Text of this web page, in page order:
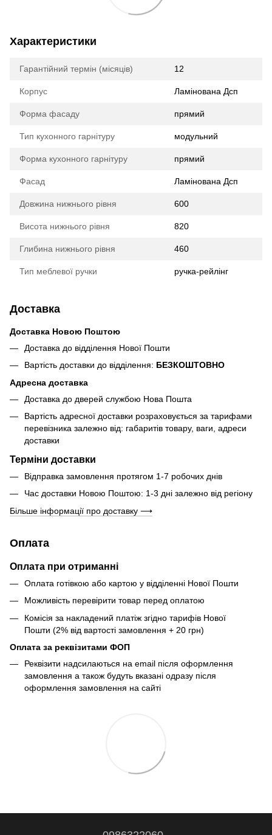
Характеристики
Гарантійний термін (місяців) 12
Корпус Ламінована Дсп
Форма фасаду прямий
Тип кухонного гарнітуру модульний
Форма кухонного гарнітуру прямий
Фасад Ламінована Дсп
Довжина нижнього рівня 600
Висота нижнього рівня 820
Глибина нижнього рівня 460
Тип меблевої ручки ручка-рейлінг
Доставка
Доставка Новою Поштою
Доставка до відділення Нової Пошти
Вартість доставки до відділення: БЕЗКОШТОВНО
Адресна доставка
Доставка до дверей службою Нова Пошта
Вартість адресної доставки розраховується за тарифами
перевізника залежно від: габаритів товару, ваги, адреси
доставки
Терміни доставки
Відправка замовлення протягом 1-7 робочих днів
Час доставки Новою Поштою: 1-3 дні залежно від регіону
Більше інформації про доставку ⟶
Оплата
Оплата при отриманні
Оплата готівкою або картою у відділенні Нової Пошти
Можливість перевірити товар перед оплатою
Комісія за накладений платіж згідно тарифів Нової
Пошти (2% від вартості замовлення + 20 грн)
Оплата за реквізитами ФОП
Реквізити надсилаються на email після оформлення
замовлення а також будуть вказані одразу після
оформлення замовлення на сайті